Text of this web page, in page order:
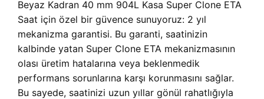
Beyaz Kadran 40 mm 904L Kasa Super Clone ETA
Saat için özel bir güvence sunuyoruz: 2 yıl
mekanizma garantisi. Bu garanti, saatinizin
kalbinde yatan Super Clone ETA mekanizmasının
olası üretim hatalarına veya beklenmedik
performans sorunlarına karşı korunmasını sağlar.
Bu sayede, saatinizi uzun yıllar gönül rahatlığıyla